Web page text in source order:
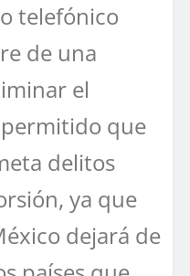
telefónico
de una
el
que
delitos
ya que
dejará de